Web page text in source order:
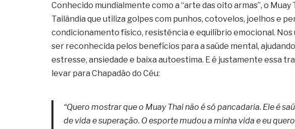
Conhecido mundialmente como a “arte das oito armas”, o
Tailândia que utiliza golpes com punhos, cotovelos, joelhos e
condicionamento físico, resistência e equilíbrio emocional. Nos
ser reconhecida pelos benefícios para a saúde mental,
estresse, ansiedade e baixa autoestima. E é justamente essa
levar para Chapadão do Céu:
“Quero mostrar que o Muay Thai não é só pancadaria. Ele é
de vida e superação. O esporte mudou a minha vida e eu